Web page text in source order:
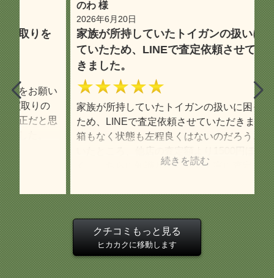
2026年6月20日
家族が所持していたトイガンの扱いに困っ
ていたため、LINEで査定依頼させていただ
きました。
★★★★★
家族が所持していたトイガンの扱いに困っていた
ため、LINEで査定依頼させていただきました。
箱もなく状態も左程良くはないのだろうと思って
いたところ、他店の査定額より1500円ほど高
く、こちらに知識がなくても丁寧に査定結果につ
いて教えて下さいました。 また、そのトイガン
一つだと宅配買取の送料無料の条件に満たないこ
と、他ジャンルの買取希望品があればまとめて査
定・宅配買取できることを案内して下さり非常に
助かりました。 トイガンより他ジャンルが大半
になってしまいましたが査定明細も一つ一つ丁寧
な印象で、明細を見て疑問に思った点をLINEで
質問した際もわかりやすく返信を下さいました。
引
クチコミもっと見る
ヒカカクに移動します